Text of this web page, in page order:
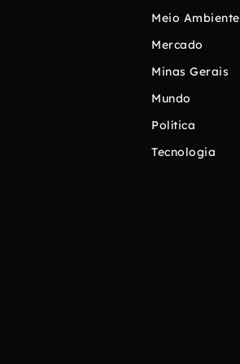
Meio Ambiente
Mercado
Minas Gerais
Mundo
Política
Tecnologia